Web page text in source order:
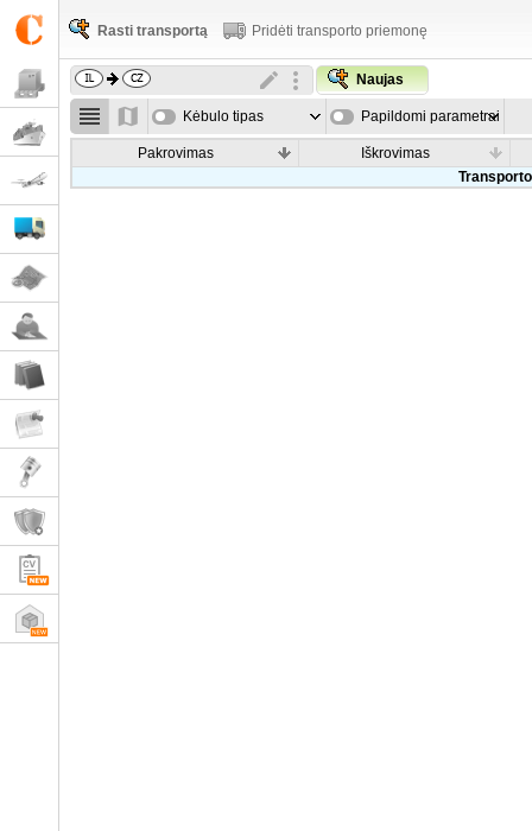
Rasti transportą Pridėti transporto priemonę
Naujas
Kėbulo tipas Papildomi parametrai
Pakrovimas
Iškrovimas